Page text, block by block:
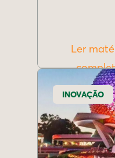
Ler
INOVAÇÃO